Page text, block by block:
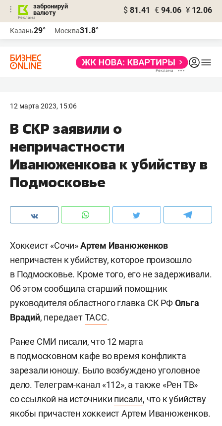
забронируй
валюту
$ 81.41 € 94.06 ¥ 12.06
Казань29° Москва31.8°
12 марта 2023, 15:06
В СКР заявили о
непричастности
Иванюженкова к убийству в
Подмосковье
Хоккеист «Сочи»Артем Иванюженков
непричастен к убийству, которое произошло
в Подмосковье. Кроме того, его не задерживали.
Об этом сообщила старший помощник
руководителя областного главка СК РФОльга
Врадий, передаетТАСС.
Ранее СМИ писали, что 12 марта
в подмосковном кафе во время конфликта
зарезали юношу. Было возбуждено уголовное
дело. Телеграм-канал «112», а также «Рен ТВ»
со ссылкой на источники писали, что к убийству
якобы причастен хоккеист Артем Иванюженков.